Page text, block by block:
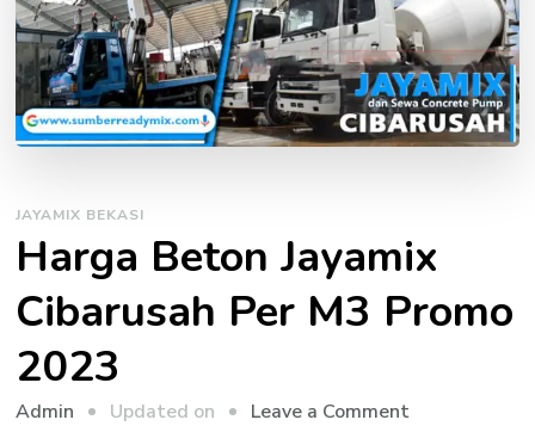
JAYAMIX BEKASI
Harga Beton Jayamix
Cibarusah Per M3 Promo
2023
Admin Updated on Leave a Commenton